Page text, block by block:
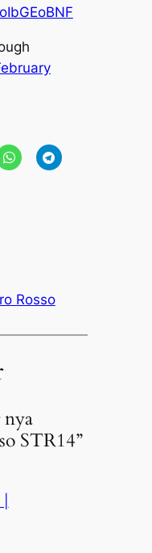
Rosso
STR14”